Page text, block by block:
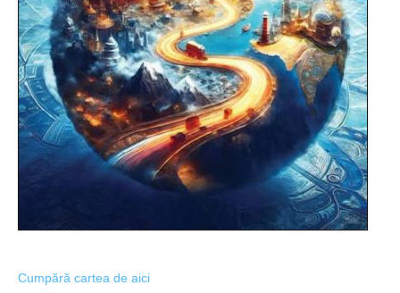
Cumpără cartea de aici